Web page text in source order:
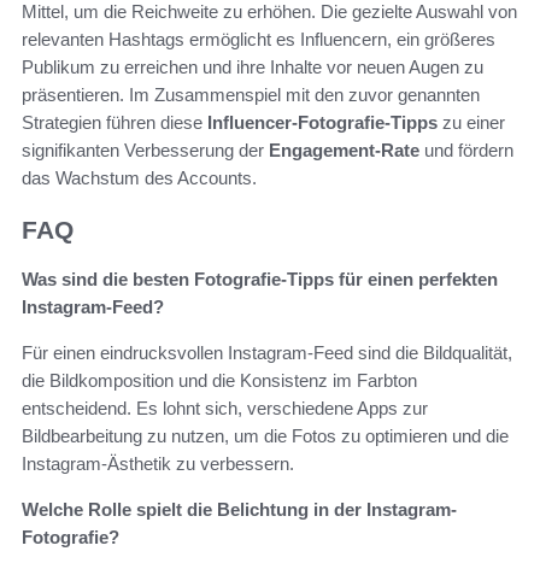
Mittel, um die Reichweite zu erhöhen. Die gezielte Auswahl von
relevanten Hashtags ermöglicht es Influencern, ein größeres
Publikum zu erreichen und ihre Inhalte vor neuen Augen zu
präsentieren. Im Zusammenspiel mit den zuvor genannten
Strategien führen diese Influencer-Fotografie-Tipps zu einer
signifikanten Verbesserung der Engagement-Rate und fördern
das Wachstum des Accounts.
FAQ
Was sind die besten Fotografie-Tipps für einen perfekten
Instagram-Feed?
Für einen eindrucksvollen Instagram-Feed sind die Bildqualität,
die Bildkomposition und die Konsistenz im Farbton
entscheidend. Es lohnt sich, verschiedene Apps zur
Bildbearbeitung zu nutzen, um die Fotos zu optimieren und die
Instagram-Ästhetik zu verbessern.
Welche Rolle spielt die Belichtung in der Instagram-
Fotografie?